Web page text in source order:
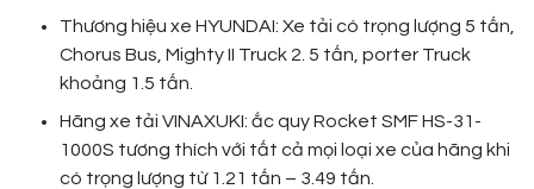
Thương hiệu xe HYUNDAI: Xe tải có trọng lượng 5 tấn,
Chorus Bus, Mighty II Truck 2. 5 tấn, porter Truck
khoảng 1.5 tấn.
Hãng xe tải VINAXUKI: ắc quy Rocket SMF HS-31-
1000S tương thích với tất cả mọi loại xe của hãng khi
có trọng lượng từ 1.21 tấn – 3.49 tấn.